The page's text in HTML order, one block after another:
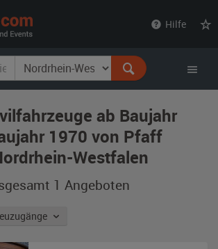
Hilfe
ab Baujahr
1970 von Pfaff
Westfalen
1 Angeboten
nach: Neuzugänge